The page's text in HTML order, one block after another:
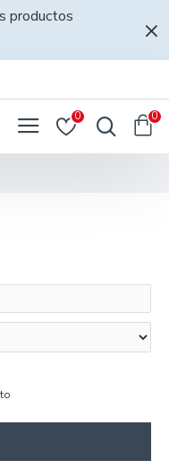
productos
0 0